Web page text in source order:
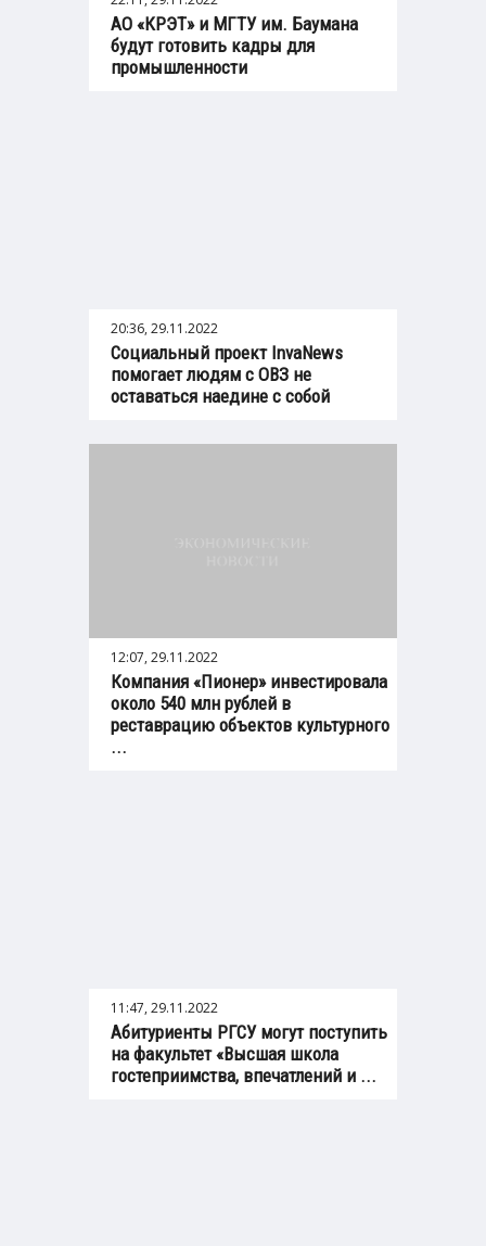
АО «КРЭТ» и МГТУ им. Баумана
будут готовить кадры для
промышленности
20:36, 29.11.2022
Социальный проект InvaNews
помогает людям с ОВЗ не
оставаться наедине с собой
12:07, 29.11.2022
Компания «Пионер» инвестировала
около 540 млн рублей в
реставрацию объектов культурного
...
11:47, 29.11.2022
Абитуриенты РГСУ могут поступить
на факультет «Высшая школа
гостеприимства, впечатлений и ...